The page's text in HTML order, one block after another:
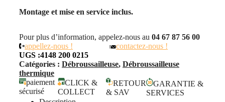
Montage et mise en service inclus.
Pour plus d’information, appelez-nous au 04 67 87 56 00
appellez-nous !
contactez-nous !
UGS :4148 200 0215
Catégories : Débroussailleuse, Débroussailleuse
thermique
paiement
sécurisé
CLICK &
COLLECT
RETOUR
& SAV
GARANTIE &
SERVICES